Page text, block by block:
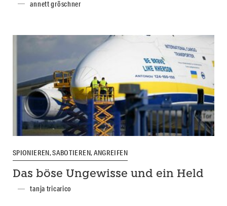
annett gröschner
SPIONIEREN, SABOTIEREN, ANGREIFEN
Das böse Ungewisse und ein Held
tanja tricarico